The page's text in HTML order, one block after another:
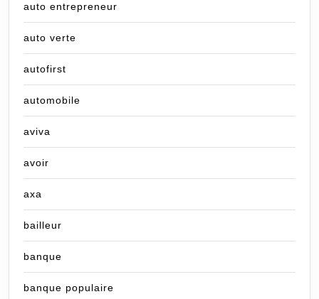
auto entrepreneur
auto verte
autofirst
automobile
aviva
avoir
axa
bailleur
banque
banque populaire